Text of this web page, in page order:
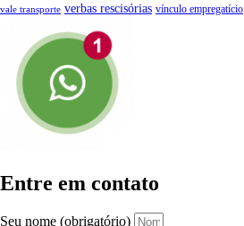
vale transporte verbas rescisórias vínculo empregatício
Entre em contato
Seu nome (obrigatório)